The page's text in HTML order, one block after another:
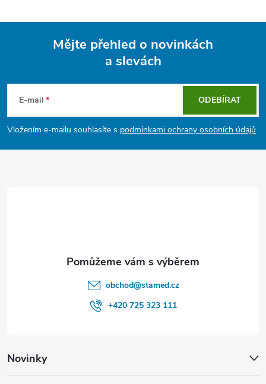
p
a
Mějte přehled o novinkách
a slevách
E-mail
Vložením e-mailu souhlasíte s podmínkami ochrany osobních údajů
ODEBÍRAT
Novinky
obchod@stamed.cz
+420 725 323 111